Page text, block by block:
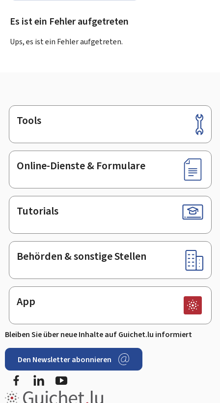
Es ist ein Fehler aufgetreten
Ups, es ist ein Fehler aufgetreten.
Footer
Tools
Online-Dienste & Formulare
Tutorials
Behörden & sonstige Stellen
App
Bleiben Sie über neue Inhalte auf Guichet.lu informiert
Den Newsletter abonnieren
FacebookLinkedIn